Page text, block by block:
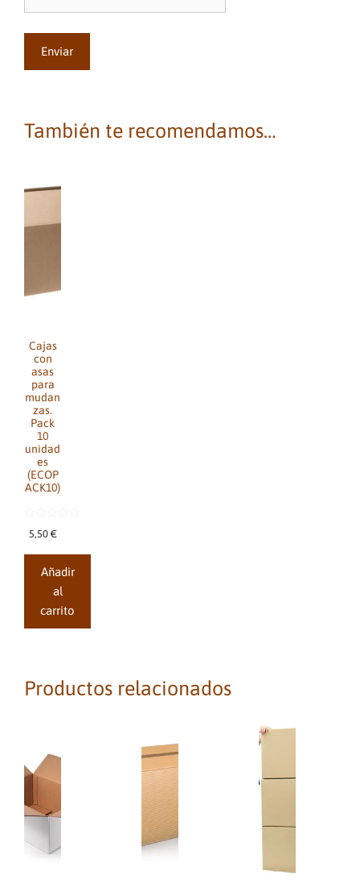
También te recomendamos…
Cajas
con
asas
para
mudan
zas.
Pack
10
unidad
es
(ECOP
ACK10)
d
5
5,50 €
Añadir
al
carrito
Productos relacionados